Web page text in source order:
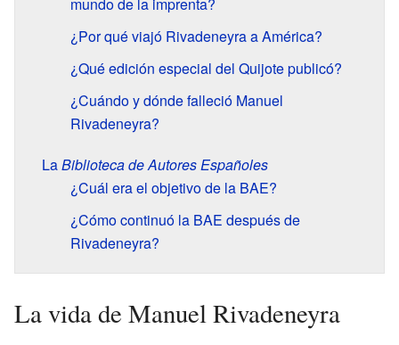
¿Por qué viajó Rivadeneyra a América?
¿Qué edición especial del Quijote publicó?
¿Cuándo y dónde falleció Manuel
Rivadeneyra?
LaBiblioteca de Autores Españoles
¿Cuál era el objetivo de la BAE?
¿Cómo continuó la BAE después de
Rivadeneyra?
La vida de Manuel Rivadeneyra